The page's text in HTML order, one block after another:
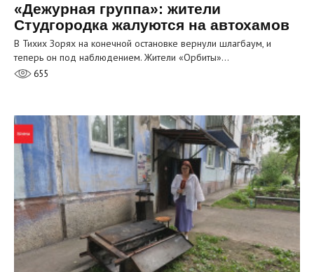
«Дежурная группа»: жители
Студгородка жалуются на автохамов
В Тихих Зорях на конечной остановке вернули шлагбаум, и
теперь он под наблюдением. Жители «Орбиты»…
655